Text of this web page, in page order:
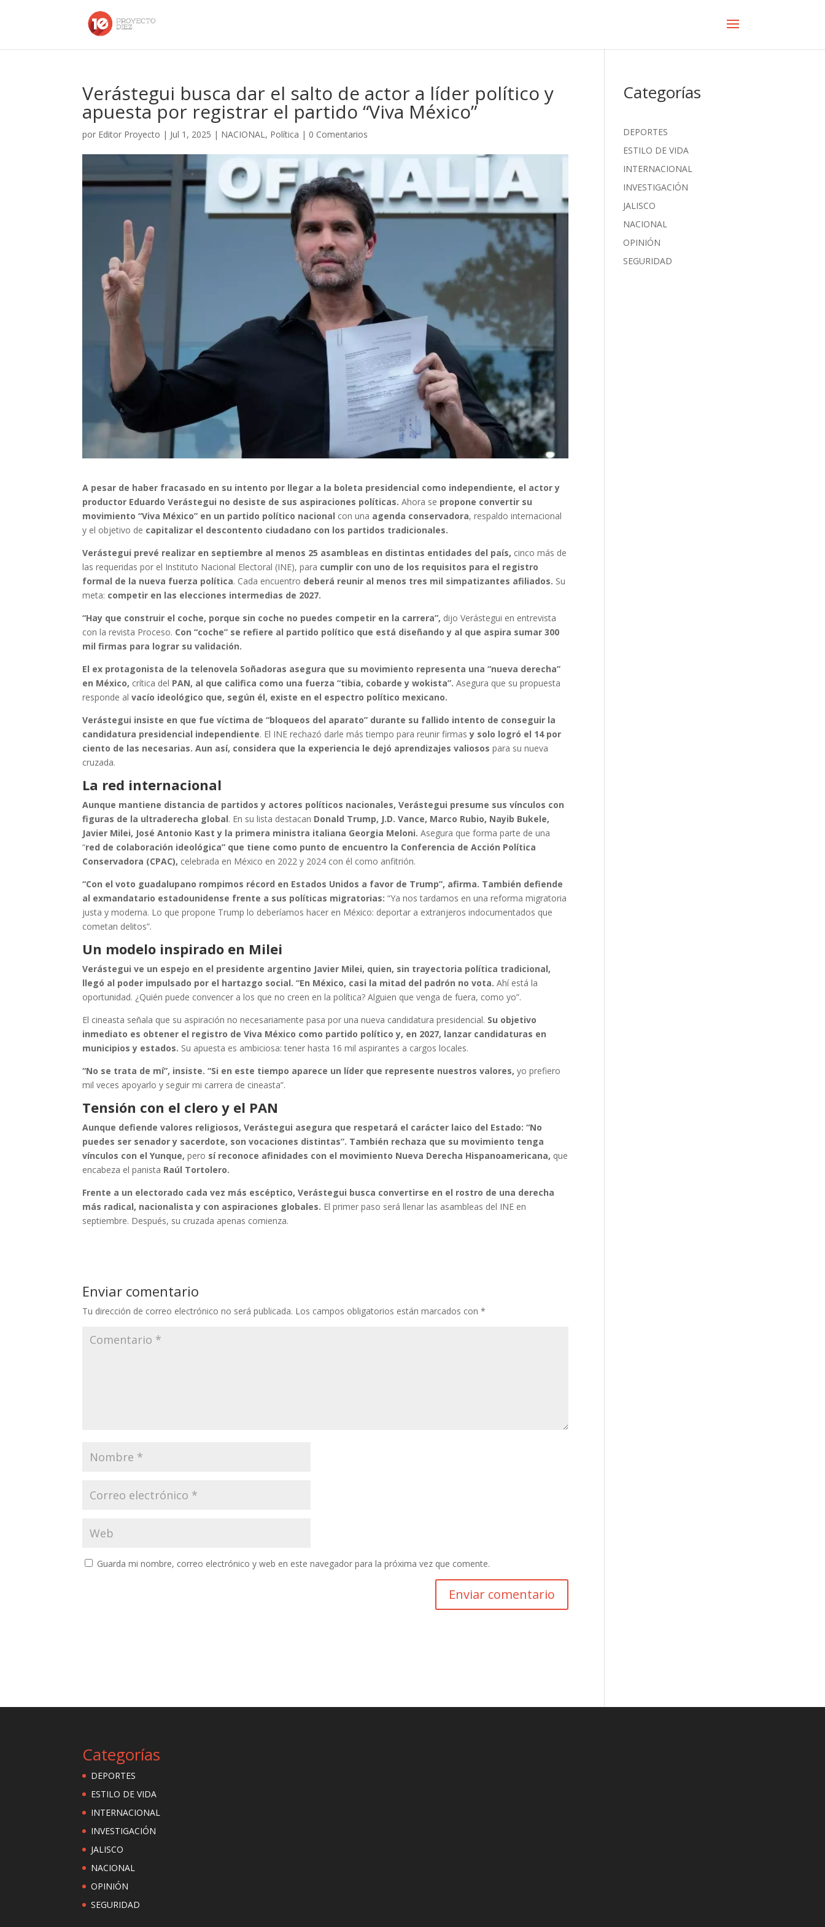
Verástegui busca dar el salto de actor a líder político y
apuesta por registrar el partido “Viva México”
por Editor Proyecto | Jul 1, 2025 | NACIONAL, Política | 0 Comentarios
A pesar de haber fracasado en su intento por llegar a la boleta presidencial como independiente, el actor y
productor Eduardo Verástegui no desiste de sus aspiraciones políticas. Ahora se propone convertir su
movimiento “Viva México” en un partido político nacional con una agenda conservadora, respaldo internacional
y el objetivo de capitalizar el descontento ciudadano con los partidos tradicionales.
Verástegui prevé realizar en septiembre al menos 25 asambleas en distintas entidades del país, cinco más de
las requeridas por el Instituto Nacional Electoral (INE), para cumplir con uno de los requisitos para el registro
formal de la nueva fuerza política. Cada encuentro deberá reunir al menos tres mil simpatizantes afiliados. Su
meta: competir en las elecciones intermedias de 2027.
“Hay que construir el coche, porque sin coche no puedes competir en la carrera”, dijo Verástegui en entrevista
con la revista Proceso. Con “coche” se refiere al partido político que está diseñando y al que aspira sumar 300
mil firmas para lograr su validación.
El ex protagonista de la telenovela Soñadoras asegura que su movimiento representa una “nueva derecha”
en México, crítica del PAN, al que califica como una fuerza “tibia, cobarde y wokista”.Asegura que su propuesta
responde al vacío ideológico que, según él, existe en el espectro político mexicano.
Verástegui insiste en que fue víctima de “bloqueos del aparato” durante su fallido intento de conseguir la
candidatura presidencial independiente. El INE rechazó darle más tiempo para reunir firmasy solo logró el 14 por
ciento de las necesarias. Aun así, considera que la experiencia le dejó aprendizajes valiosospara su nueva
cruzada.
La red internacional
Aunque mantiene distancia de partidos y actores políticos nacionales, Verástegui presume sus vínculos con
figuras de la ultraderecha global. En su lista destacan Donald Trump, J.D. Vance, Marco Rubio, Nayib Bukele,
Javier Milei, José Antonio Kast y la primera ministra italiana Georgia Meloni. Asegura que forma parte de una
“red de colaboración ideológica” que tiene como punto de encuentro la Conferencia de Acción Política
Conservadora (CPAC), celebrada en México en 2022 y 2024 con él como anfitrión.
“Con el voto guadalupano rompimos récord en Estados Unidos a favor de Trump”, afirma. También defiende
al exmandatario estadounidense frente a sus políticas migratorias: “Ya nos tardamos en una reforma migratoria
justa y moderna. Lo que propone Trump lo deberíamos hacer en México: deportar a extranjeros indocumentados que
cometan delitos”.
Un modelo inspirado en Milei
Verástegui ve un espejo en el presidente argentino Javier Milei, quien, sin trayectoria política tradicional,
llegó al poder impulsado por el hartazgo social. “En México, casi la mitad del padrón no vota.Ahí está la
oportunidad. ¿Quién puede convencer a los que no creen en la política? Alguien que venga de fuera, como yo”.
El cineasta señala que su aspiración no necesariamente pasa por una nueva candidatura presidencial. Su objetivo
inmediato es obtener el registro de Viva México como partido político y, en 2027, lanzar candidaturas en
municipios y estados. Su apuesta es ambiciosa: tener hasta 16 mil aspirantes a cargos locales.
“No se trata de mí”, insiste. “Si en este tiempo aparece un líder que represente nuestros valores, yo prefiero
mil veces apoyarlo y seguir mi carrera de cineasta”.
Tensión con el clero y el PAN
Aunque defiende valores religiosos, Verástegui asegura que respetará el carácter laico del Estado: “No
puedes ser senador y sacerdote, son vocaciones distintas”. También rechaza que su movimiento tenga
vínculos con el Yunque, pero sí reconoce afinidades con el movimiento Nueva Derecha Hispanoamericana, que
encabeza el panista Raúl Tortolero.
Frente a un electorado cada vez más escéptico, Verástegui busca convertirse en el rostro de una derecha
más radical, nacionalista y con aspiraciones globales. El primer paso será llenar las asambleas del INE en
septiembre. Después, su cruzada apenas comienza.
Enviar comentario
Tu dirección de correo electrónico no será publicada. Los campos obligatorios están marcados con*
Guarda mi nombre, correo electrónico y web en este navegador para la próxima vez que comente.
Categorías
DEPORTES
ESTILO DE VIDA
INTERNACIONAL
INVESTIGACIÓN
JALISCO
NACIONAL
OPINIÓN
SEGURIDAD
Categorías
DEPORTES
ESTILO DE VIDA
INTERNACIONAL
INVESTIGACIÓN
JALISCO
NACIONAL
OPINIÓN
SEGURIDAD